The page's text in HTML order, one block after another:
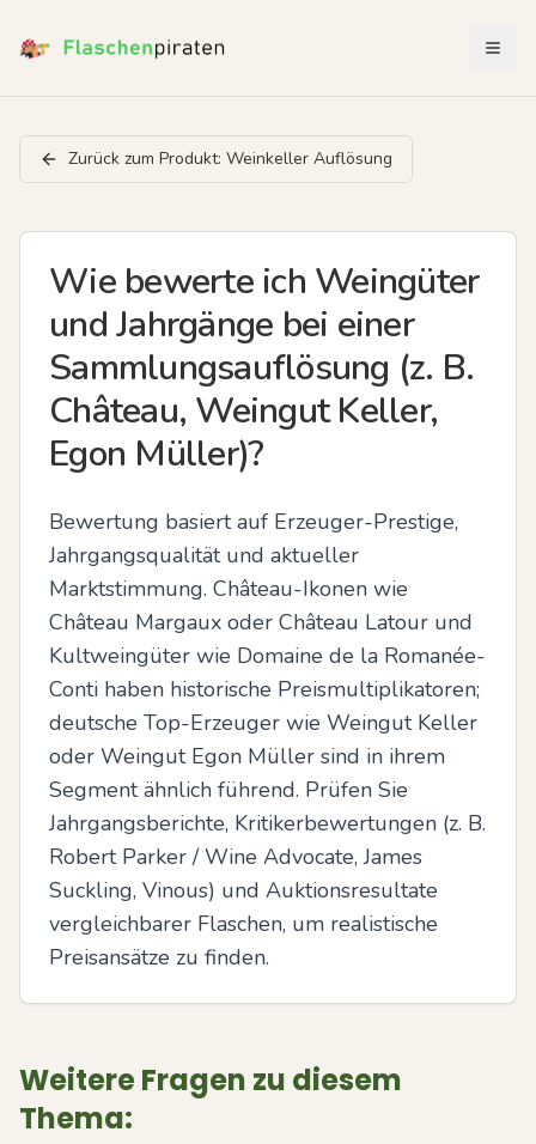
Zurück zum Produkt: Weinkeller Auflösung
Wie bewerte ich Weingüter
und Jahrgänge bei einer
Sammlungsauflösung (z. B.
Château, Weingut Keller,
Egon Müller)?
Bewertung basiert auf Erzeuger-Prestige,
Jahrgangsqualität und aktueller
Marktstimmung. Château-Ikonen wie
Château Margaux oder Château Latour und
Kultweingüter wie Domaine de la Romanée-
Conti haben historische Preismultiplikatoren;
deutsche Top-Erzeuger wie Weingut Keller
oder Weingut Egon Müller sind in ihrem
Segment ähnlich führend. Prüfen Sie
Jahrgangsberichte, Kritikerbewertungen (z. B.
Robert Parker / Wine Advocate, James
Suckling, Vinous) und Auktionsresultate
vergleichbarer Flaschen, um realistische
Preisansätze zu finden.
Weitere Fragen zu diesem
Thema: